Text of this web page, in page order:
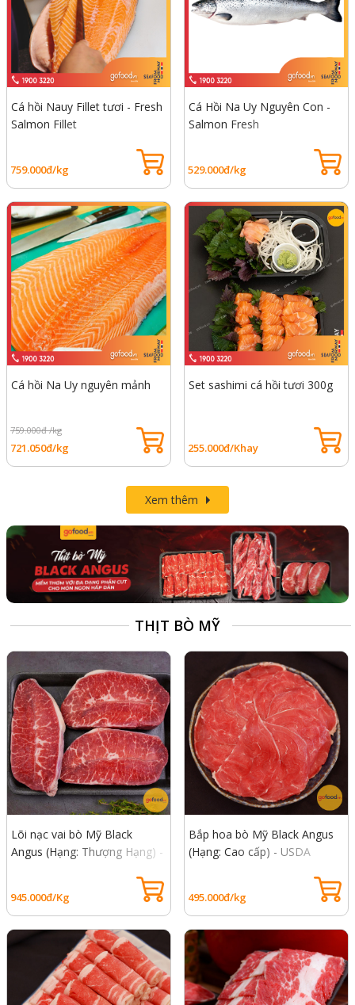
Cá hồi Nauy Fillet tươi - Fresh
Salmon Fillet
759.000đ/kg
Cá Hồi Na Uy Nguyên Con -
Salmon Fresh
529.000đ/kg
Cá hồi Na Uy nguyên mảnh
759.000đ /kg
721.050đ/kg
Set sashimi cá hồi tươi 300g
255.000đ/Khay
Xem thêm
THỊT BÒ MỸ
Lõi nạc vai bò Mỹ Black
Angus (Hạng: Thượng Hạng) -
945.000đ/Kg
Bắp hoa bò Mỹ Black Angus
(Hạng: Cao cấp) - USDA
495.000đ/kg